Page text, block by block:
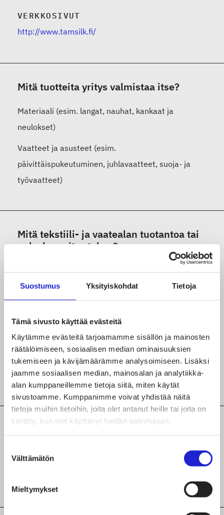
Suostumus Yksityiskohdat Tietoja
Tämä sivusto käyttää evästeitä
Käytämme evästeitä tarjoamamme sisällön ja mainosten
räätälöimiseen, sosiaalisen median ominaisuuksien
tukemiseen ja kävijämäärämme analysoimiseen. Lisäksi
jaamme sosiaalisen median, mainosalan ja analytiikka-
alan kumppaneillemme tietoja siitä, miten käytät
sivustoamme. Kumppanimme voivat yhdistää näitä
tietoja muihin tietoihin, joita olet antanut heille tai joita on
kerätty, kun olet käyttänyt heidän palvelujaan.
valinta
Välttämätön
Mieltymykset
VERKKOSIVUT
http://www.tamsilk.fi/
Mitä tuotteita yritys valmistaa itse?
Materiaali (esim. langat, nauhat, kankaat ja
neulokset)
Vaatteet ja asusteet (esim.
päivittäispukeutuminen, juhlavaatteet, suoja- ja
työvaatteet)
Mitä tekstiili- ja vaatealan tuotantoa tai
palvelua yritys tekee?
Kaavoitus ja sarjonta
Leikkaus
Mittatilaus-ja korjausompelu
Neulonta
Teollinen ompelu
Lisätiedot yrityksen tuotteista,
Tam-Silk valmistaa pääsääntöisesti alusasuja koko